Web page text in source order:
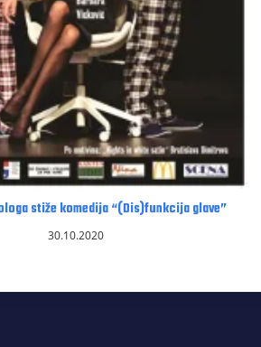
stiže komedija “(Dis)funkcija glave”
30.10.2020